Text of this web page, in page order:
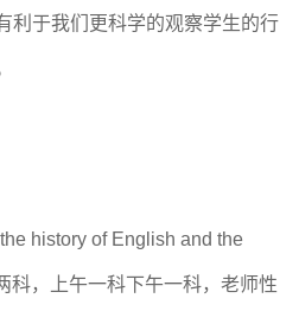
利于我们更科学的观察学生的行
history of English and the
科，上午一科下午一科，老师性